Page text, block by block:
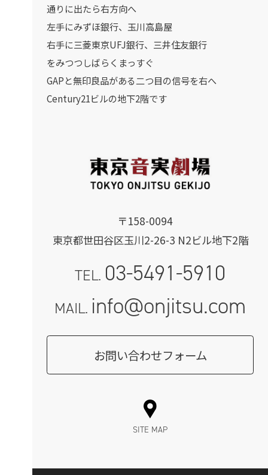
〒158-0094
東京都世田谷区玉川2-26-3 N2ビル地下2階
TEL. 03-5491-5910
MAIL. info@onjitsu.com
お問い合わせフォーム
通りに出たら右方向へ
左手にみずほ銀行、玉川高島屋
右手に三菱東京UFJ銀行、三井住友銀行
をみつつしばらくまっすぐ
GAPと無印良品がある二つ目の信号を右へ
Century21ビルの地下2階です
SITE MAP